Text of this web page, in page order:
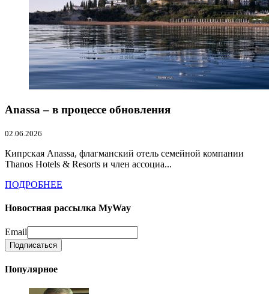
Anassa – в процессе обновления
02.06.2026
Кипрская Anassa, флагманский отель семейной компании
Thanos Hotels & Resorts и член ассоциа...
ПОДРОБНЕЕ
Новостная рассылка MyWay
Email
Популярное